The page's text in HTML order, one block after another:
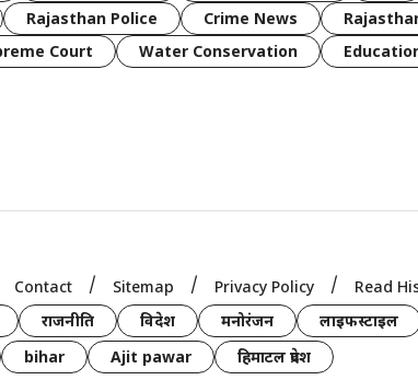
Rajasthan Police Crime News
Court Water Conservation
Contact Sitemap Privacy Policy
Read
राजनीति विदेश मनोरंजन लाइफस्टाइल
bihar Ajit pawar हिमाटल प्रदेश